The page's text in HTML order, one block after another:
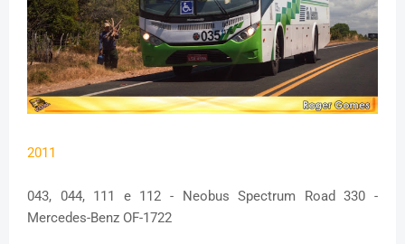
2011
043, 044, 111 e 112 - Neobus Spectrum Road 330 -
Mercedes-Benz OF-1722